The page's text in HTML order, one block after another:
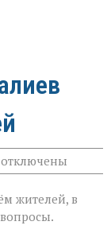
к
Сергей
Залиев
отключены
жителей, в